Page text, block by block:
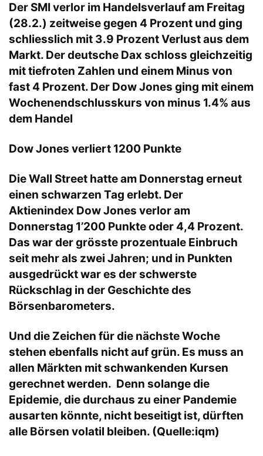
Der SMI verlor im Handelsverlauf am Freitag
(28.2.) zeitweise gegen 4 Prozent und ging
schliesslich mit 3.9 Prozent Verlust aus dem
Markt. Der deutsche Dax schloss gleichzeitig
mit tiefroten Zahlen und einem Minus von
fast 4 Prozent. Der Dow Jones ging mit einem
Wochenendschlusskurs von minus 1.4% aus
dem Handel
Dow Jones verliert 1200 Punkte
Die Wall Street hatte am Donnerstag erneut
einen schwarzen Tag erlebt. Der
Aktienindex Dow Jones verlor am
Donnerstag 1’200 Punkte oder 4,4 Prozent.
Das war der grösste prozentuale Einbruch
seit mehr als zwei Jahren; und in Punkten
ausgedrückt war es der schwerste
Rückschlag in der Geschichte des
Börsenbarometers.
Und die Zeichen für die nächste Woche
stehen ebenfalls nicht auf grün. Es muss an
allen Märkten mit schwankenden Kursen
gerechnet werden. Denn solange die
Epidemie, die durchaus zu einer Pandemie
ausarten könnte, nicht beseitigt ist, dürften
alle Börsen volatil bleiben. (Quelle:iqm)